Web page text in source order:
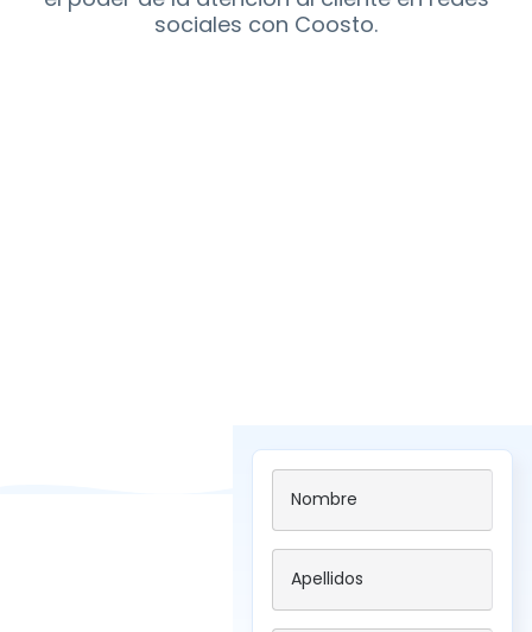
sociales con Coosto.